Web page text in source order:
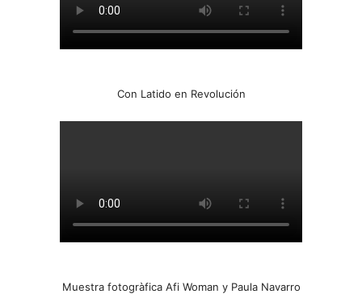
Con Latido en Revolución
Muestra fotogràfica Afi Woman y Paula Navarro